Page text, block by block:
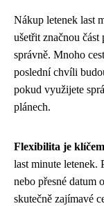
Nákup letenek last
ušetřit značnou
správně. Mnoho
poslední chvíli
pokud využijete
plánech.
Flexibilita je
last minute letenek.
nebo přesné datum
skutečně zajímavé